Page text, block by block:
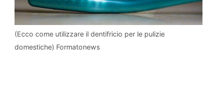
(Ecco come utilizzare il dentifricio per le pulizie
domestiche) Formatonews